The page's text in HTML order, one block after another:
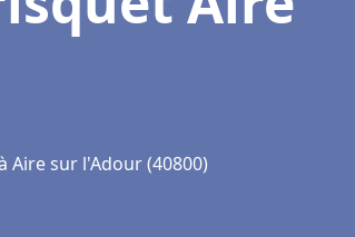
sur l'Adour (40800)